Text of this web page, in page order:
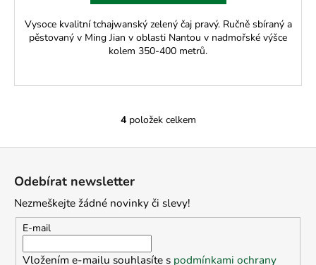
Vysoce kvalitní tchajwanský zelený čaj pravý. Ručně sbíraný a
pěstovaný v Ming Jian v oblasti Nantou v nadmořské výšce
kolem 350-400 metrů.
O
a
c
4položek celkem
Odebírat newsletter
Nezmeškejte žádné novinky či slevy!
E-mail
Vložením e-mailu souhlasíte s podmínkami ochrany